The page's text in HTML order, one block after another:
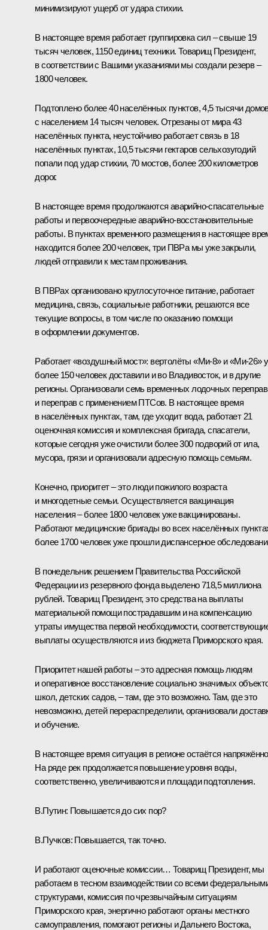
минимизируют ущерб от удара стихии.
В настоящее время работает группировка сил – свыше 19
тысяч человек, 1150 единиц техники. Товарищ Президент,
в соответствии с Вашими указаниями мы создали резерв –
1800 человек.
Подтоплено более 40 населённых пунктов, 4,5 тысячи
с населением 14 тысяч человек. Отрезаны от мира 43
населённых пункта, неустойчиво работает связь в 18
населённых пунктах, 10,5 тысячи гектаров сельхозугодий
попали под удар стихии, 70 мостов, более 200 километров
дорог.
В настоящее время продолжаются аварийно-спасательные
работы и первоочередные аварийно-восстановительные
работы. В пунктах временного размещения в настоящее
находится более 200 человек, три ПВРа мы уже закрыли,
людей отправили к местам проживания.
В ПВРах организовано круглосуточное питание, работает
медицина, связь, социальные работники, решаются все
текущие вопросы, в том числе по оказанию помощи
в оформлении документов.
Работает «воздушный мост»: вертолёты «Ми-8» и «Ми-26»
более 150 человек доставили и во Владивосток, и в другие
регионы. Организовали семь временных лодочных переправ
и переправ с применением ПТСов. В настоящее время
в населённых пунктах, там, где уходит вода, работает 21
оценочная комиссия и комплексная бригада, спасатели,
которые сегодня уже очистили более 300 подворий от ила,
мусора, грязи и организовали адресную помощь семьям.
Конечно, приоритет – это люди пожилого возраста
и многодетные семьи. Осуществляется вакцинация
населения – более 1800 человек уже вакцинированы.
Работают медицинские бригады во всех населённых
более 1700 человек уже прошли диспансерное
В понедельник решением Правительства Российской
Федерации из резервного фонда выделено 718,5 миллиона
рублей. Товарищ Президент, это средства на выплаты
материальной помощи пострадавшим и на компенсацию
утраты имущества первой необходимости,
выплаты осуществляются и из бюджета Приморского края.
Приоритет нашей работы – это адресная помощь людям
и оперативное восстановление социально значимых
школ, детских садов, – там, где это возможно. Там, где это
невозможно, детей перераспределили, организовали
и обучение.
В настоящее время ситуация в регионе остаётся
На ряде рек продолжается повышение уровня воды,
соответственно, увеличиваются и площади подтопления.
В.Путин: Повышается до сих пор?
В.Пучков: Повышается, так точно.
И работают оценочные комиссии… Товарищ Президент, мы
работаем в тесном взаимодействии со всеми
структурами, комиссия по чрезвычайным ситуациям
Приморского края, энергично работают органы местного
самоуправления, помогают регионы и Дальнего Востока,